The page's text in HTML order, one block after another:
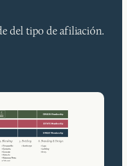
del tipo de afiliación.